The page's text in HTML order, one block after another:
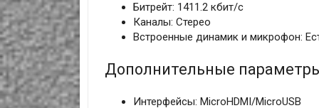
Битрейт: 1411.2 кбит/с
Каналы: Стерео
Встроенные динамик и микрофон:
Дополнительные
Интерфейсы: MicroHDMI/MicroUSB